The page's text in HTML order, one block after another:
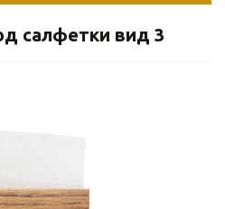
салфетки вид 3